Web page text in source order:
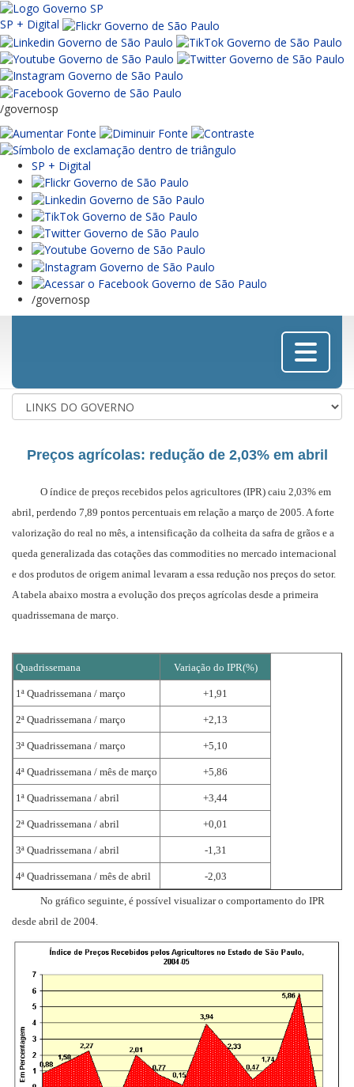
SP + Digital
/governosp
SP + Digital
/governosp
Menu
Preços agrícolas: redução de 2,03% em abril
O índice de preços recebidos pelos agricultores (IPR) caiu 2,03% em
abril, perdendo 7,89 pontos percentuais em relação a março de 2005. A forte
valorização do real no mês, a intensificação da colheita da safra de grãos e a
queda generalizada das cotações das commodities no mercado internacional
e dos produtos de origem animal levaram a essa redução nos preços do setor.
A tabela abaixo mostra a evolução dos preços agrícolas desde a primeira
quadrissemana de março.
Quadrissemana Variação do IPR(%)
1ª Quadrissemana / março +1,91
2ª Quadrissemana / março +2,13
3ª Quadrissemana / março +5,10
4ª Quadrissemana / mês de março +5,86
1ª Quadrissemana / abril +3,44
2ª Quadrissemana / abril +0,01
3ª Quadrissemana / abril -1,31
4ª Quadrissemana / mês de abril -2,03
No gráfico seguinte, é possível visualizar o comportamento do IPR
desde abril de 2004.